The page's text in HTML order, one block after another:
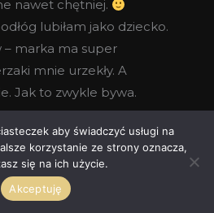
nawet chętniej.
lubiłam jako dziecko.
– marka ma super
mnie urzekły. A
Jak to zwykle bywa.
Odpowiedz
aby świadczyć usługi na
korzystanie ze strony oznacza,
się na ich użycie.
Akceptuję